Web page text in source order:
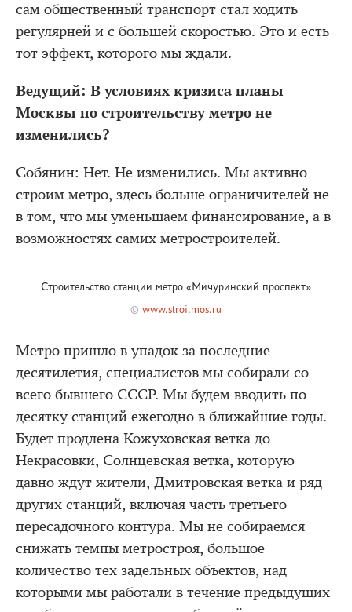
сам общественный транспорт стал ходить
регулярней и с большей скоростью. Это и есть
тот эффект, которого мы ждали.
Ведущий: В условиях кризиса планы
Москвы по строительству метро не
изменились?
Собянин: Нет. Не изменились. Мы активно
строим метро, здесь больше ограничителей не
в том, что мы уменьшаем финансирование, а в
возможностях самих метростроителей.
Строительство станции метро «Мичуринский проспект»
© www.stroi.mos.ru
Метро пришло в упадок за последние
десятилетия, специалистов мы собирали со
всего бывшего СССР. Мы будем вводить по
десятку станций ежегодно в ближайшие годы.
Будет продлена Кожуховская ветка до
Некрасовки, Солнцевская ветка, которую
давно ждут жители, Дмитровская ветка и ряд
других станций, включая часть третьего
пересадочного контура. Мы не собираемся
снижать темпы метростроя, большое
количество тех задельных объектов, над
которыми мы работали в течение предыдущих